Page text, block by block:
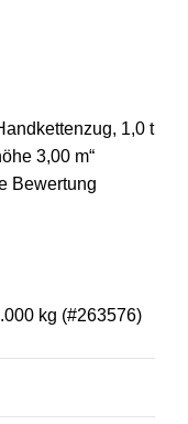
1,0 t
3,00 m“
Bewertung
kg (#263576)